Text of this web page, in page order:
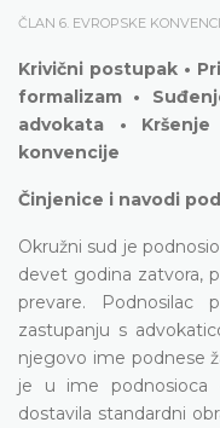
ČLAN 6. EVROPSKE
Krivični postupak •
formalizam •
advokata •
konvencije
Činjenice i navodi
Okružni sud je
devet godina zatvora,
prevare. Podnosilac
zastupanju s
njegovo ime podnese
je u ime podnosioca
dostavila standardni